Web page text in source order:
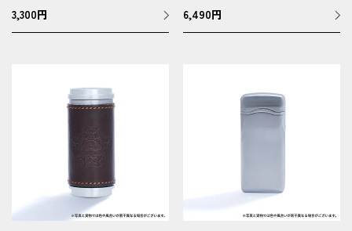
3,300円 6,490円